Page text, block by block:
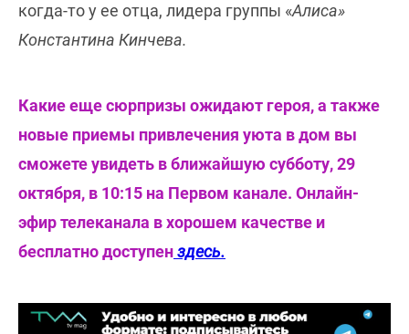
когда-то у ее отца, лидера группы «Алиса»
Константина Кинчева.
Какие еще сюрпризы ожидают героя, а также
новые приемы привлечения уюта в дом вы
сможете увидеть в ближайшую субботу, 29
октября, в 10:15 на Первом канале. Онлайн-
эфир телеканала в хорошем качестве и
бесплатно доступенздесь.